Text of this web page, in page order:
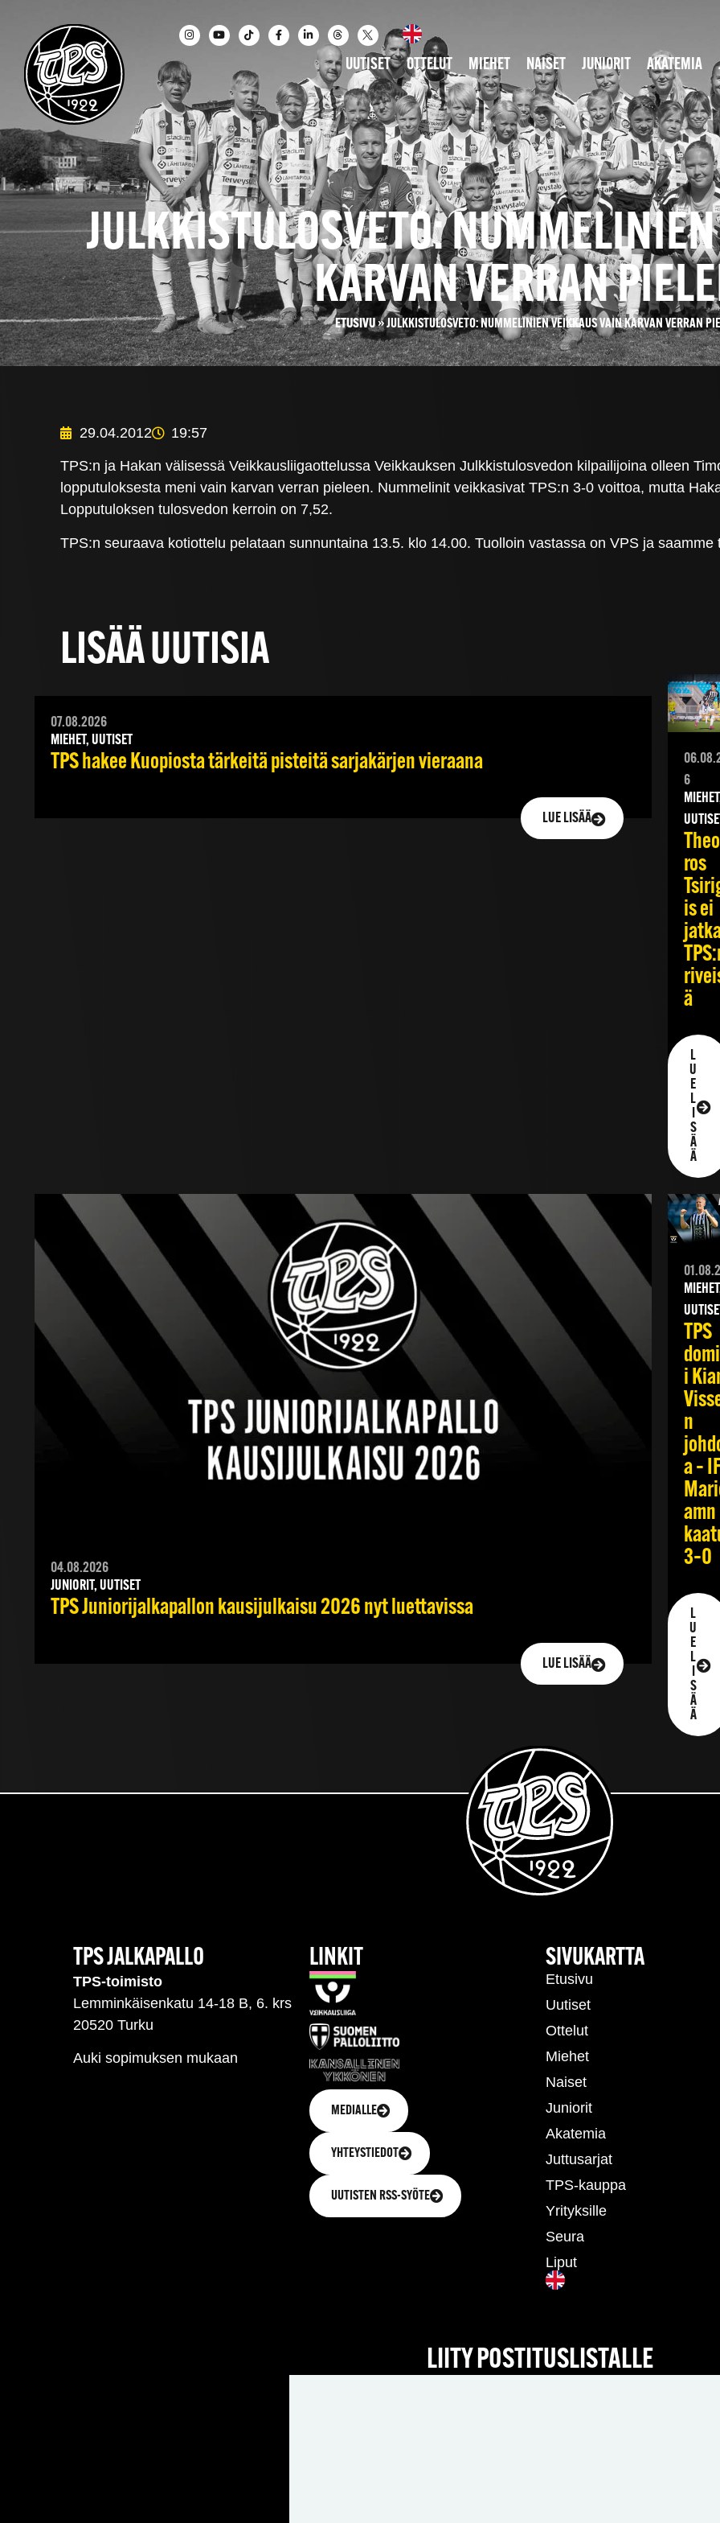
UUTISET OTTELUT MIEHET NAISET JUNIORIT AKATEMIA
JULKKISTULOSVETO:
KARVAN VERRAN
ETUSIVU»JULKKISTULOSVETO: NUMMELINIEN VEIKKAUS VAIN KARVAN VERRAN
29.04.2012 19:57
TPS:n ja Hakan välisessä Veikkausliigaottelussa Veikkauksen Julkkistulosvedon kilpailijoina olleen
lopputuloksesta meni vain karvan verran pieleen. Nummelinit veikkasivat TPS:n 3-0 voittoa, mutta
Lopputuloksen tulosvedon kerroin on 7,52.
TPS:n seuraava kotiottelu pelataan sunnuntaina 13.5. klo 14.00. Tuolloin vastassa on VPS ja
LISÄÄ UUTISIA
07.08.2026
MIEHET, UUTISET
TPS hakee Kuopiosta tärkeitä pisteitä sarjakärjen vieraana
LUE LISÄÄ
6
ros
is ei
ä
L
U
E
L
I
S
Ä
Ä
04.08.2026
JUNIORIT, UUTISET
TPS Juniorijalkapallon kausijulkaisu 2026 nyt luettavissa
LUE LISÄÄ
TPS
i
n
a –
amn
3–0
L
U
E
L
I
S
Ä
Ä
TPS JALKAPALLO
TPS-toimisto
Lemminkäisenkatu 14-18 B, 6. krs
20520 Turku
Auki sopimuksen mukaan
LINKIT
MEDIALLE
YHTEYSTIEDOT
UUTISTEN RSS-SYÖTE
SIVUKARTTA
Etusivu
Uutiset
Ottelut
Miehet
Naiset
Juniorit
Akatemia
Juttusarjat
TPS-kauppa
Yrityksille
Seura
Liput
LIITY POSTITUSLISTALLE